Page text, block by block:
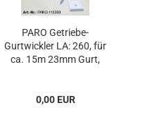
PARO Getriebe-
Gurtwickler LA: 260, für
ca. 15m 23mm Gurt,
0,00 EUR